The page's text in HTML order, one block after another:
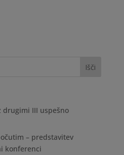
drugimi III uspešno
– predstavitev
konferenci